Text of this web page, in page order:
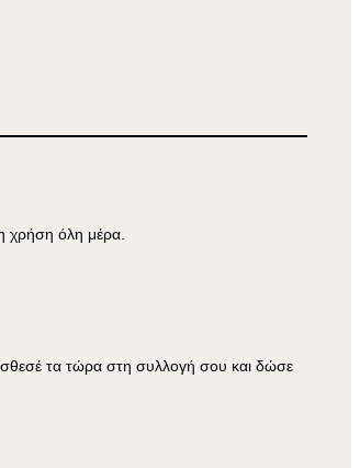
χρήση όλη μέρα.
τα τώρα στη συλλογή σου και δώσε